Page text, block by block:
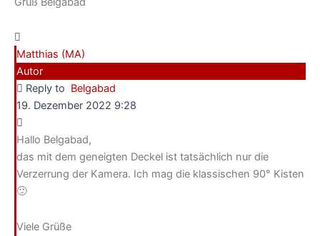
Matthias (MA)
Autor
Reply to Belgabad
19. Dezember 2022 9:28
Hallo Belgabad,
das mit dem geneigten Deckel ist tatsächlich nur die
Verzerrung der Kamera. Ich mag die klassischen 90° Kisten
🙂
Viele Grüße